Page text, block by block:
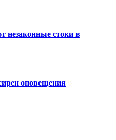
незаконные стоки в
оповещения